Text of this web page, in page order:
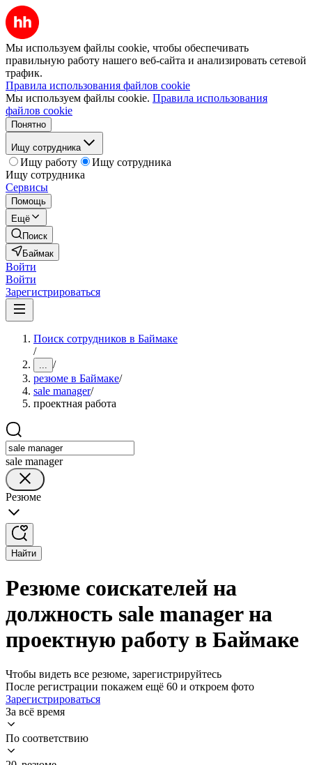
Мы используем файлы cookie, чтобы обеспечивать
правильную работу нашего веб-сайта и анализировать сетевой
трафик.
Правила использования файлов cookie
Мы используем файлы cookie. Правила использования
файлов cookie
Понятно
Ищу сотрудника
Ищу работу
Ищу сотрудника
Ищу сотрудника
Сервисы
Помощь
Ещё
Поиск
Баймак
Войти
Войти
Зарегистрироваться
Поиск сотрудников в Баймаке
/
... /
резюме в Баймаке/
sale manager/
проектная работа
sale manager
Резюме
Найти
Резюме соискателей на
должность sale manager на
проектную работу в Баймаке
Чтобы видеть все резюме, зарегистрируйтесь
После регистрации покажем ещё 60 и откроем фото
Зарегистрироваться
За всё время
По соответствию